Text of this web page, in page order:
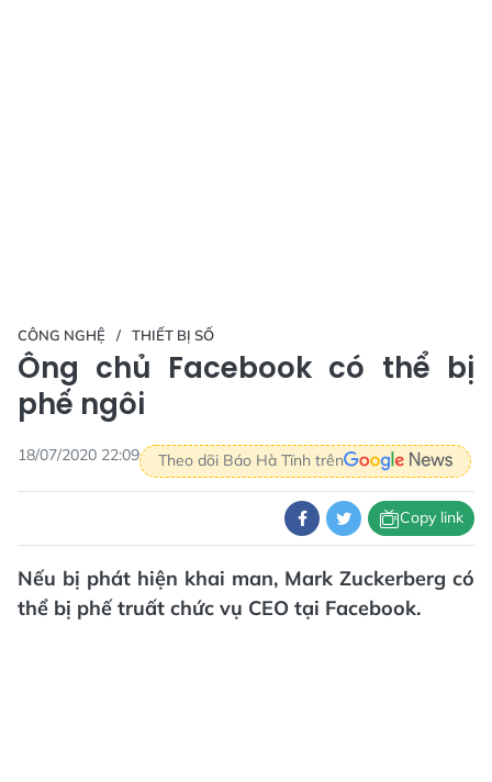
CÔNG NGHỆ THIẾT BỊ SỐ
Ông chủ Facebook có thể bị
phế ngôi
18/07/2020 22:09 Theo dõi Báo Hà Tĩnh trên
Copy link
Nếu bị phát hiện khai man, Mark Zuckerberg có
thể bị phế truất chức vụ CEO tại Facebook.